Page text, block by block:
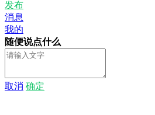
发布
消息
我的
随便说点什么
取消 确定